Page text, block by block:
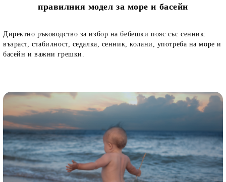
правилния модел за море и басейн
Директно ръководство за избор на бебешки пояс със сенник:
възраст, стабилност, седалка, сенник, колани, употреба на море и
басейн и важни грешки.